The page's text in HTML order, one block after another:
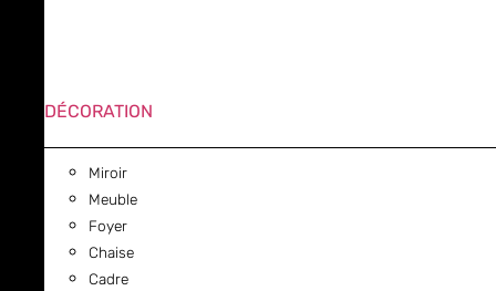
DÉCORATION
Miroir
Meuble
Foyer
Chaise
Cadre